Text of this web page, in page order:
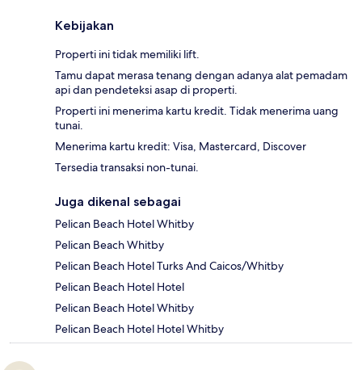
Kebijakan
Properti ini tidak memiliki lift.
Tamu dapat merasa tenang dengan adanya alat pemadam
api dan pendeteksi asap di properti.
Properti ini menerima kartu kredit. Tidak menerima uang
tunai.
Menerima kartu kredit: Visa, Mastercard, Discover
Tersedia transaksi non-tunai.
Juga dikenal sebagai
Pelican Beach Hotel Whitby
Pelican Beach Whitby
Pelican Beach Hotel Turks And Caicos/Whitby
Pelican Beach Hotel Hotel
Pelican Beach Hotel Whitby
Pelican Beach Hotel Hotel Whitby